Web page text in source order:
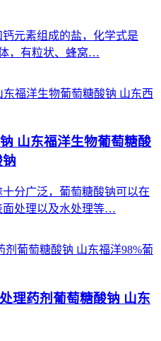
元素组成的盐，化学式是
，有粒状、蜂窝…
东福洋生物葡萄糖酸钠 山东西
山东福洋生物葡萄糖酸
分广泛，葡萄糖酸钠可以在
面处理以及水处理等…
剂葡萄糖酸钠 山东福洋98%葡
理药剂葡萄糖酸钠 山东